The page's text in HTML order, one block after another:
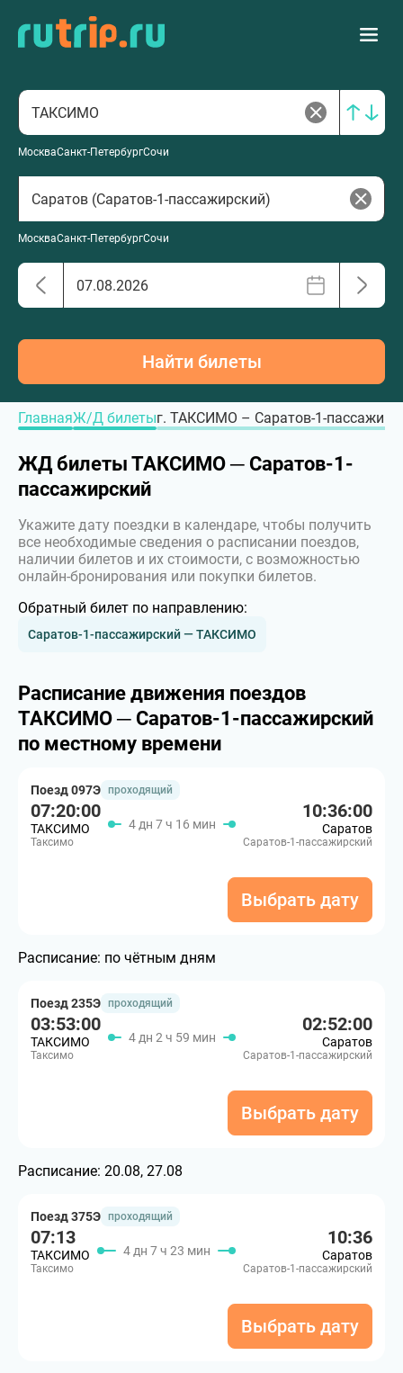
МоскваСанкт-ПетербургСочи
МоскваСанкт-ПетербургСочи
Найти билеты
ГлавнаяЖ/Д билетыг. ТАКСИМО – Саратов-1-
ЖД билеты ТАКСИМО ─ Саратов-1-
пассажирский
Укажите дату поездки в календаре, чтобы получить
все необходимые сведения о расписании поездов,
наличии билетов и их стоимости, с возможностью
онлайн-бронирования или покупки билетов.
Обратный билет по направлению:
Саратов-1-пассажирский — ТАКСИМО
Расписание движения поездов
ТАКСИМО ─ Саратов-1-пассажирский
по местному времени
Поезд 097Э проходящий
07:20:00
ТАКСИМО
Таксимо
4 дн 7 ч 16 мин
10:36:00
Саратов
Саратов-1-пассажирский
Выбрать дату
Расписание: по чётным дням
Поезд 235Э проходящий
03:53:00
ТАКСИМО
Таксимо
4 дн 2 ч 59 мин
02:52:00
Саратов
Саратов-1-пассажирский
Выбрать дату
Расписание: 20.08, 27.08
Поезд 375Э проходящий
07:13
ТАКСИМО
Таксимо
4 дн 7 ч 23 мин
10:36
Саратов
Саратов-1-пассажирский
Выбрать дату